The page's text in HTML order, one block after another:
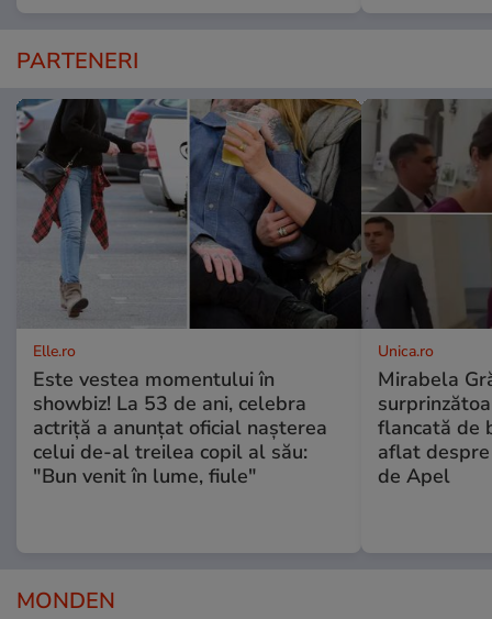
PARTENERI
Elle.ro
Este vestea momentului în
showbiz! La 53 de ani, celebra
actriță a anunțat oficial nașterea
celui de-al treilea copil al său:
"Bun venit în lume, fiule"
Unica.ro
Mirabela
flancată de
aflat
de Apel
MONDEN